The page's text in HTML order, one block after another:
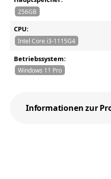
256GB
CPU:
Intel Core i3-1115G4
Betriebssystem:
Windows 11 Pro
Informationen zur